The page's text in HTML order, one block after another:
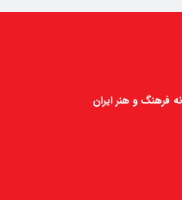
فرهنگ و هنر ایران